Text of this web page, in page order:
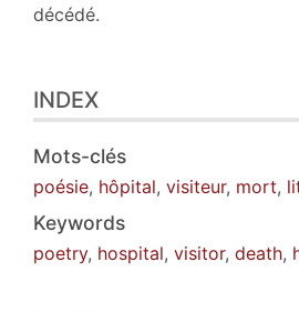
décédé.
INDEX
Mots-clés
poésie, hôpital, visiteur, mort,
Keywords
poetry, hospital, visitor, death,